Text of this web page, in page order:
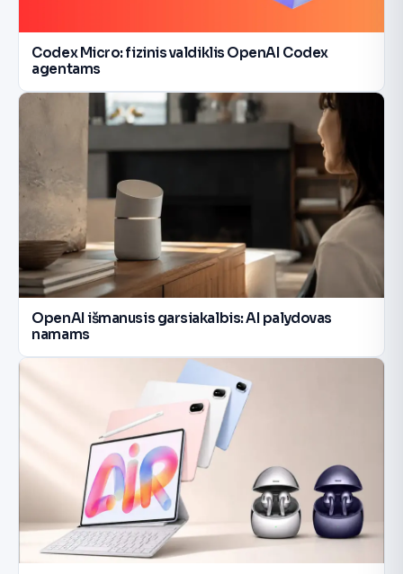
Codex Micro: fizinis valdiklis OpenAI Codex
agentams
OpenAI išmanusis garsiakalbis: AI palydovas
namams